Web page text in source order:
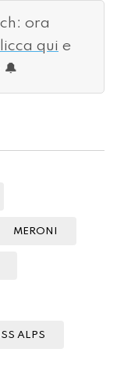
ora
qui e
MERONI
ALPS